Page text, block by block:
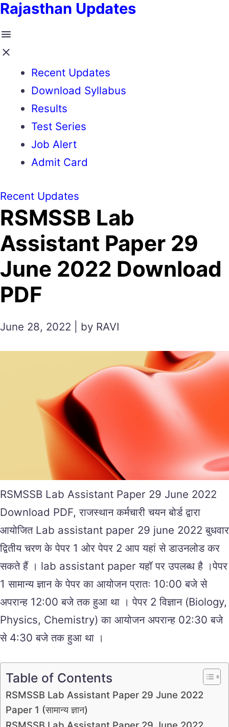
Rajasthan Updates
Recent Updates
Download Syllabus
Results
Test Series
Job Alert
Admit Card
Recent Updates
RSMSSB Lab
Assistant Paper 29
June 2022 Download
PDF
June 28, 2022 | by RAVI
RSMSSB Lab Assistant Paper 29 June 2022
Download PDF, राजस्थान कर्मचारी चयन बोर्ड द्वारा
आयोजित Lab assistant paper 29 june 2022 बुधवार
द्वितीय चरण के पेपर 1 ओर पेपर 2 आप यहां से डाउनलोड कर
सकते हैं । lab assistant paper यहॉ पर उपलब्ध है ।पेपर
1 सामान्य ज्ञान के पेपर का आयोजन प्रातः 10:00 बजे से
अपरान्ह 12:00 बजे तक हुआ था । पेपर 2 विज्ञान (Biology,
Physics, Chemistry) का आयोजन अपरान्ह 02:30 बजे
से 4:30 बजे तक हुआ था ।
Table of Contents
RSMSSB Lab Assistant Paper 29 June 2022
Paper 1 (सामान्य ज्ञान)